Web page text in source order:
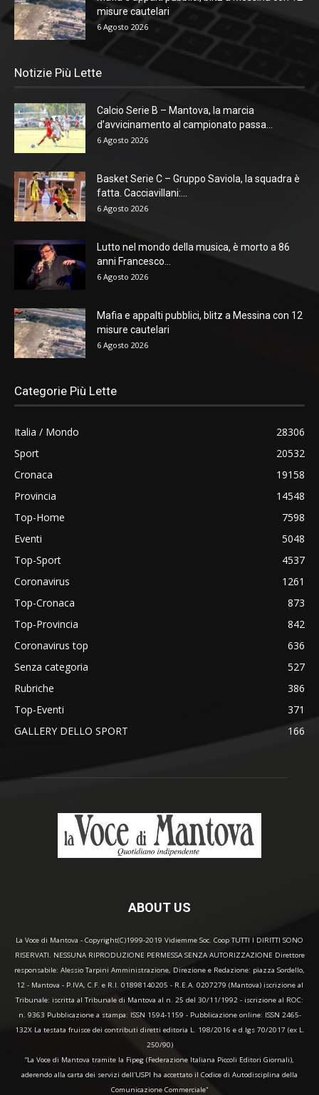
misure cautelari
6 Agosto 2026
Notizie Più Lette
Calcio Serie B – Mantova, la marcia
d’avvicinamento al campionato passa...
6 Agosto 2026
Basket Serie C – Gruppo Saviola, la squadra è
fatta. Cacciavillani:...
6 Agosto 2026
Lutto nel mondo della musica, è morto a 86
anni Francesco...
6 Agosto 2026
Mafia e appalti pubblici, blitz a Messina con 12
misure cautelari
6 Agosto 2026
Categorie Più Lette
Italia / Mondo
28306
Sport
20532
Cronaca
19158
Provincia
14548
Top-Home
7598
Eventi
5048
Top-Sport
4537
Coronavirus
1261
Top-Cronaca
873
Top-Provincia
842
Coronavirus top
636
Senza categoria
527
Rubriche
386
Top-Eventi
371
GALLERY DELLO SPORT
166
ABOUT US
La Voce di Mantova - Copyright(C)1999-2019 Vidiemme Soc. Coop TUTTI I DIRITTI SONO
RISERVATI. NESSUNA RIPRODUZIONE PERMESSA SENZA AUTORIZZAZIONE Direttore
responsabile: Alessio Tarpini Amministrazione, Direzione e Redazione: piazza Sordello,
12 - Mantova - P.IVA, C.F. e R.I. 01898140205 - R.E.A. 0207279 (Mantova) iscrizione al
Tribunale: iscritta al Tribunale di Mantova al n. 25 del 30/11/1992 - iscrizione al ROC:
n. 9363 Pubblicazione a stampa: ISSN 1594-1159 - Pubblicazione online: ISSN 2465-
132X La testata fruisce dei contributi diretti editoria L. 198/2016 e d.lgs 70/2017 (ex L.
250/90)
“La Voce di Mantova tramite la Fipeg (Federazione Italiana Piccoli Editori Giornali),
aderendo alla carta dei servizi dell'USPI ha accettato il Codice di Autodisciplina della
Comunicazione Commerciale"